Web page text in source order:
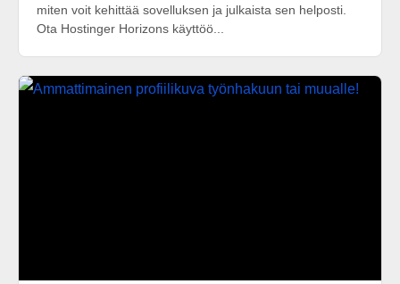
miten voit kehittää sovelluksen ja julkaista sen helposti.
Ota Hostinger Horizons käyttöö...